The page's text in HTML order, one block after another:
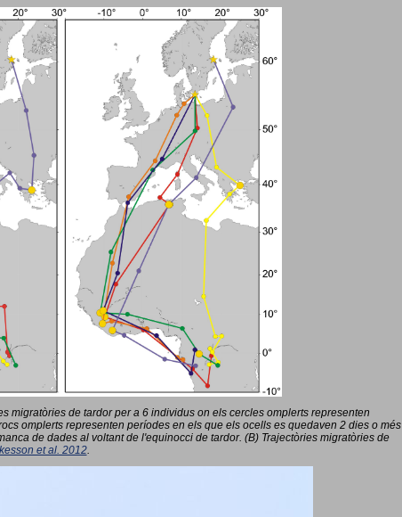
migratòries de tardor per a 6 individus on els cercles omplerts representen
omplerts representen períodes en els que els ocells es quedaven 2 dies o més
de dades al voltant de l'equinocci de tardor. (B) Trajectòries migratòries de
et al. 2012.